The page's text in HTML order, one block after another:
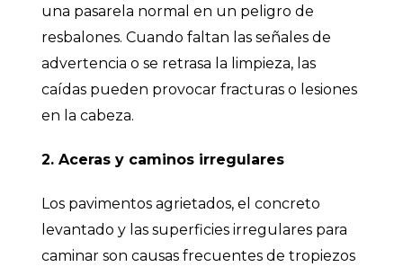
una pasarela normal en un peligro de
resbalones. Cuando faltan las señales de
advertencia o se retrasa la limpieza, las
caídas pueden provocar fracturas o lesiones
en la cabeza.
2. Aceras y caminos irregulares
Los pavimentos agrietados, el concreto
levantado y las superficies irregulares para
caminar son causas frecuentes de tropiezos